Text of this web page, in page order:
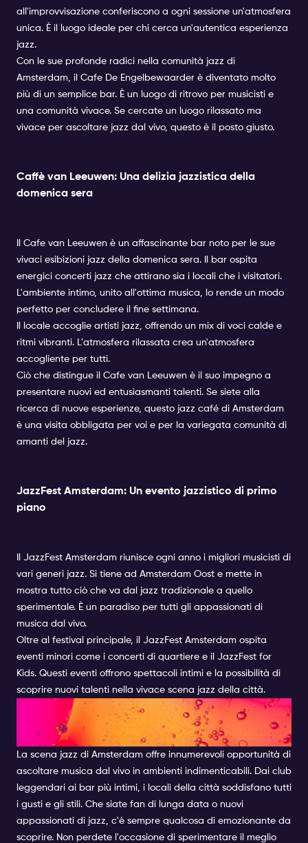
all'improvvisazione conferiscono a ogni sessione un'atmosfera
unica. È il luogo ideale per chi cerca un'autentica esperienza
jazz.
Con le sue profonde radici nella comunità jazz di
Amsterdam, il Cafe De Engelbewaarder è diventato molto
più di un semplice bar. È un luogo di ritrovo per musicisti e
una comunità vivace. Se cercate un luogo rilassato ma
vivace per ascoltare jazz dal vivo, questo è il posto giusto.
Caffè van Leeuwen: Una delizia jazzistica della
domenica sera
Il Cafe van Leeuwen è un affascinante bar noto per le sue
vivaci esibizioni jazz della domenica sera. Il bar ospita
energici concerti jazz che attirano sia i locali che i visitatori.
L'ambiente intimo, unito all'ottima musica, lo rende un modo
perfetto per concludere il fine settimana.
Il locale accoglie artisti jazz, offrendo un mix di voci calde e
ritmi vibranti. L'atmosfera rilassata crea un'atmosfera
accogliente per tutti.
Ciò che distingue il Cafe van Leeuwen è il suo impegno a
presentare nuovi ed entusiasmanti talenti. Se siete alla
ricerca di nuove esperienze, questo jazz café di Amsterdam
è una visita obbligata per voi e per la variegata comunità di
amanti del jazz.
JazzFest Amsterdam: Un evento jazzistico di primo
piano
Il JazzFest Amsterdam riunisce ogni anno i migliori musicisti di
vari generi jazz. Si tiene ad Amsterdam Oost e mette in
mostra tutto ciò che va dal jazz tradizionale a quello
sperimentale. È un paradiso per tutti gli appassionati di
musica dal vivo.
Oltre al festival principale, il JazzFest Amsterdam ospita
eventi minori come i concerti di quartiere e il JazzFest for
Kids. Questi eventi offrono spettacoli intimi e la possibilità di
scoprire nuovi talenti nella vivace scena jazz della città.
Immergetevi nella scena
jazzistica di Amsterdam
La scena jazz di Amsterdam offre innumerevoli opportunità di
ascoltare musica dal vivo in ambienti indimenticabili. Dai club
leggendari ai bar più intimi, i locali della città soddisfano tutti
i gusti e gli stili. Che siate fan di lunga data o nuovi
appassionati di jazz, c'è sempre qualcosa di emozionante da
scoprire. Non perdete l'occasione di sperimentare il meglio